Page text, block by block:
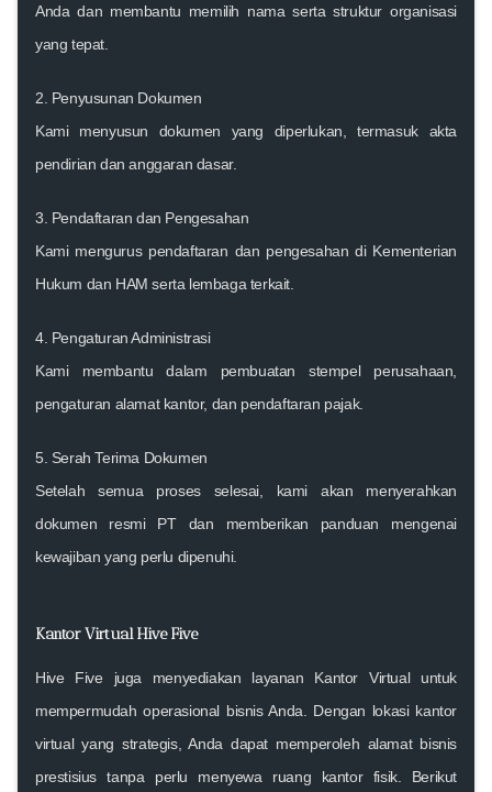
Anda dan membantu memilih nama serta struktur organisasi
yang tepat.
2. Penyusunan Dokumen
Kami menyusun dokumen yang diperlukan, termasuk akta
pendirian dan anggaran dasar.
3. Pendaftaran dan Pengesahan
Kami mengurus pendaftaran dan pengesahan di Kementerian
Hukum dan HAM serta lembaga terkait.
4. Pengaturan Administrasi
Kami membantu dalam pembuatan stempel perusahaan,
pengaturan alamat kantor, dan pendaftaran pajak.
5. Serah Terima Dokumen
Setelah semua proses selesai, kami akan menyerahkan
dokumen resmi PT dan memberikan panduan mengenai
kewajiban yang perlu dipenuhi.
Kantor Virtual Hive Five
Hive Five juga menyediakan layanan Kantor Virtual untuk
mempermudah operasional bisnis Anda. Dengan lokasi kantor
virtual yang strategis, Anda dapat memperoleh alamat bisnis
prestisius tanpa perlu menyewa ruang kantor fisik. Berikut